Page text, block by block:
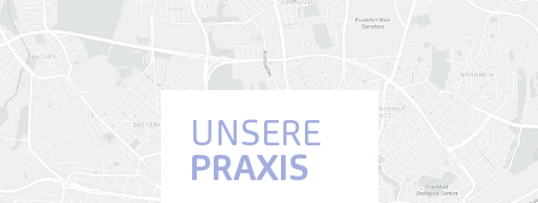
UNSERE
PRAXIS